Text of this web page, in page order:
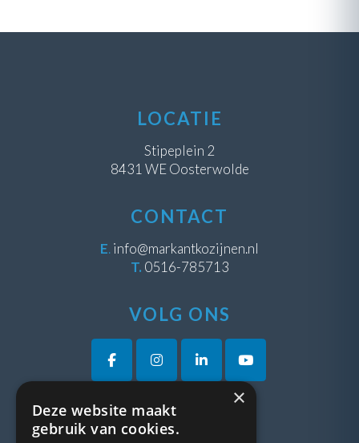
LOCATIE
Stipeplein 2
8431 WE Oosterwolde
CONTACT
E.info@markantkozijnen.nl
T. 0516-785713
VOLG ONS
VRAGEN?
×
Deze website maakt
gebruik van cookies.